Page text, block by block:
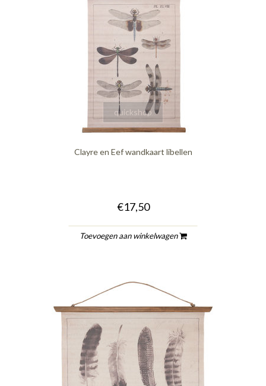
quickshop
Clayre en Eef wandkaart libellen
€17,50
Toevoegen aan winkelwagen